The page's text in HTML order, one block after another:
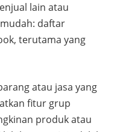
lain atau
daftar
terutama yang
atau jasa yang
fitur grup
produk atau